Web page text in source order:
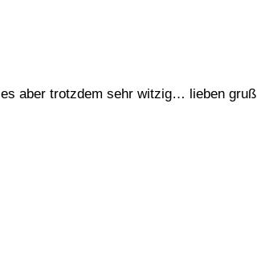
aber trotzdem sehr witzig… lieben gruß